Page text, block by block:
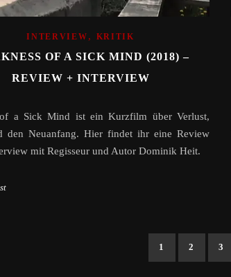
INTERVIEW , KRITIK
OF A SICK MIND (2018) –
REVIEW + INTERVIEW
of a Sick Mind ist ein Kurzfilm über Verlust,
den Neuanfang. Hier findet ihr eine Review
mit Regisseur und Autor Dominik Heit.
1 2 3